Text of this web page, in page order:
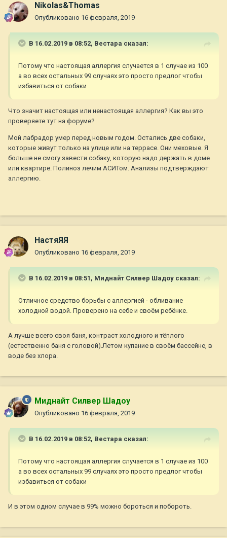
Nikolas&Thomas
Опубликовано 16 февраля, 2019
В 16.02.2019 в 08:52, Вестара сказал:
Потому что настоящая аллергия случается в 1 случае из 100
а во всех остальных 99 случаях это просто предлог чтобы
избавиться от собаки
Что значит настоящая или ненастоящая аллергия? Как вы это
проверяете тут на форуме?
Мой лабрадор умер перед новым годом. Остались две собаки,
которые живут только на улице или на террасе. Они меховые. Я
больше не смогу завести собаку, которую надо держать в доме
или квартире. Полиноз лечим АСИТом. Анализы подтверждают
аллергию.
НастяЯЯ
Опубликовано 16 февраля, 2019
В 16.02.2019 в 08:51, Миднайт Силвер Шадоу сказал:
Отличное средство борьбы с аллергией - обливание
холодной водой. Проверено на себе и своём ребёнке.
А лучше всего своя баня, контраст холодного и тёплого
(естественно баня с головой).Летом купание в своём бассейне, в
воде без хлора.
Миднайт Силвер Шадоу
Опубликовано 16 февраля, 2019
В 16.02.2019 в 08:52, Вестара сказал:
Потому что настоящая аллергия случается в 1 случае из 100
а во всех остальных 99 случаях это просто предлог чтобы
избавиться от собаки
И в этом одном случае в 99% можно бороться и побороть.